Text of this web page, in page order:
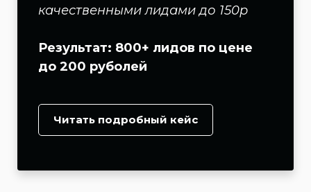
качественными лидами до 150р
Результат: 800+ лидов по цене
до 200 руболей
Читать подробный кейс